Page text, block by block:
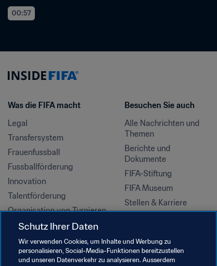
00:57
Was die FIFA macht
Legal
Transfersystem
Frauenfussball
Fussballförderung
Innovation
Talentförderung
Organisation von Turnieren
Nachhaltigkeit
Menschenrechte und
Antidiskriminierung
Besuchen Sie auch
Alle Nachrichten und
Themen
Berichte und
Dokumente
FIFA-Stiftung
FIFA Museum
Stellen & Karriere
Schutz Ihrer Daten
Wir verwenden Cookies, um Inhalte und Werbung zu
personalisieren, Social-Media-Funktionen bereitzustellen
und unseren Datenverkehr zu analysieren. Ausserdem